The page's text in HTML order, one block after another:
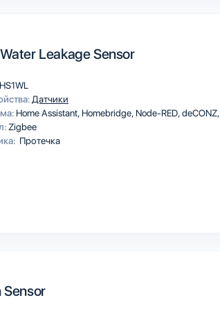
Leakage Sensor
HS1WL
Датчики
Home Assistant Homebridge Node-REDdeCONZ
Zigbee
Протечка
Sensor